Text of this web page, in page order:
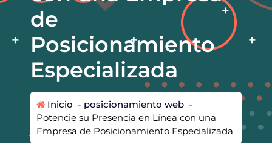
de
Posicionamiento
Especializada
Inicio - posicionamiento web -
Potencie su Presencia en Línea con una
Empresa de Posicionamiento Especializada